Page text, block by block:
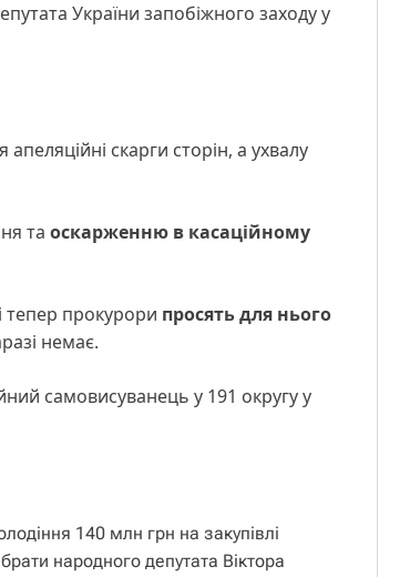
України запобіжного заходу у
скарги сторін, а ухвалу
та оскарженню в касаційному
і тепер прокурори просять для нього
немає.
самовисуванець у 191 округу у
140 млн грн на закупівлі
народного депутата Віктора